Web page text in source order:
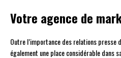
Votre agence de
Outre l’importance des relations presse
également une place considérable dans